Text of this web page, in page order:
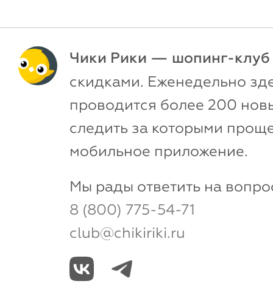
Чики Рики — шопинг-клуб
скидками. Еженедельно
проводится более 200
следить за которыми
мобильное приложение.
Мы рады ответить на
8 (800) 775-54-71
club@chikiriki.ru